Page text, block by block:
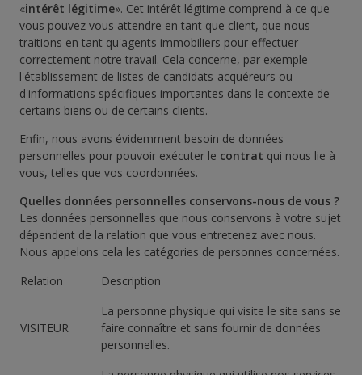
«intérêt légitime». Cet intérêt légitime comprend à ce que
vous pouvez vous attendre en tant que client, que nous
traitions en tant qu'agents immobiliers pour effectuer
correctement notre travail. Cela concerne, par exemple
l'établissement de listes de candidats-acquéreurs ou
d'informations spécifiques importantes dans le contexte de
certains biens ou de certains clients.
Enfin, nous avons évidemment besoin de données
personnelles pour pouvoir exécuter le contrat qui nous lie à
vous, telles que vos coordonnées.
Quelles données personnelles conservons-nous de vous ?
Les données personnelles que nous conservons à votre sujet
dépendent de la relation que vous entretenez avec nous.
Nous appelons cela les catégories de personnes concernées.
Relation
Description
VISITEUR
La personne physique qui visite le site sans se
faire connaître et sans fournir de données
personnelles.